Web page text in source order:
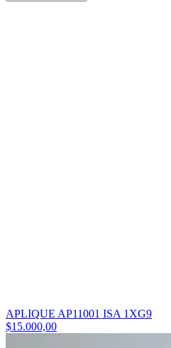
APLIQUE AP11001 ISA 1XG9
$15.000,00